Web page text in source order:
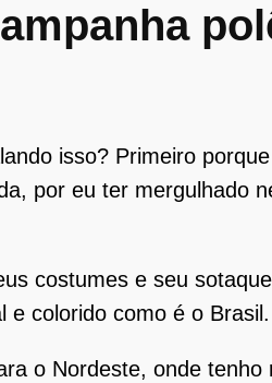
isso? Primeiro
por eu ter mergulhado
costumes e seu
colorido como é o Brasil.
o Nordeste, onde